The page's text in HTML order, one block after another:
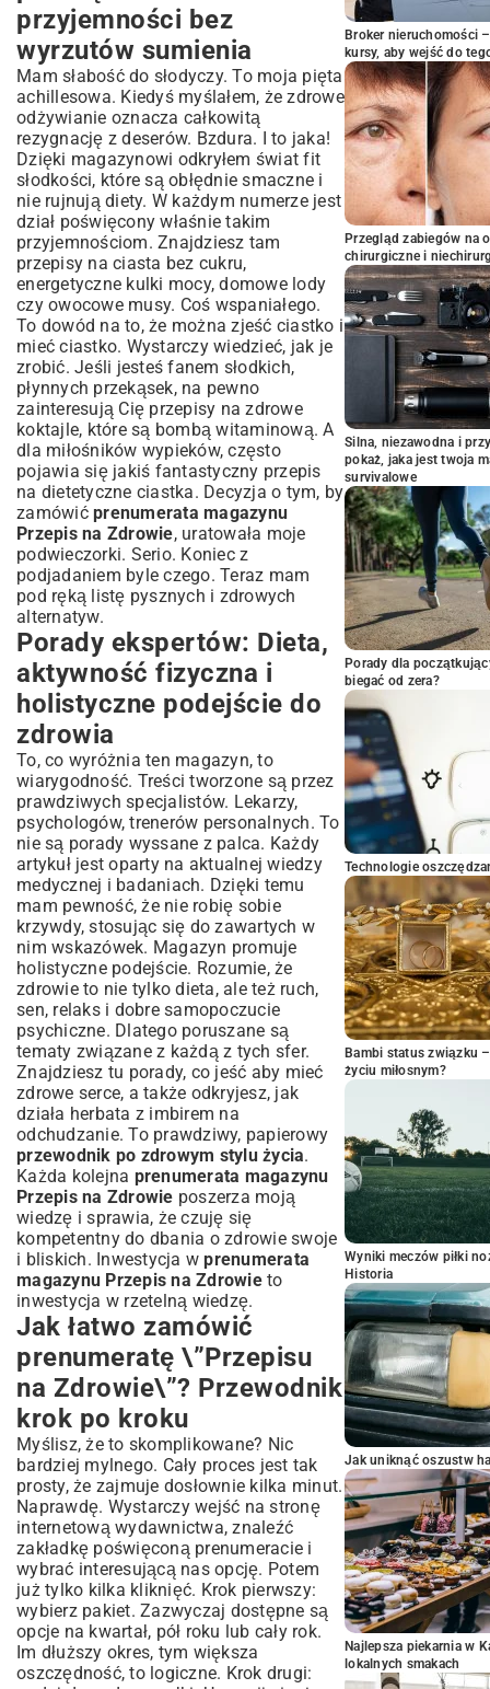
przyjemności bez
wyrzutów sumienia
Mam słabość do słodyczy. To moja pięta
achillesowa. Kiedyś myślałem, że zdrowe
odżywianie oznacza całkowitą
rezygnację z deserów. Bzdura. I to jaka!
Dzięki magazynowi odkryłem świat fit
słodkości, które są obłędnie smaczne i
nie rujnują diety. W każdym numerze jest
dział poświęcony właśnie takim
przyjemnościom. Znajdziesz tam
przepisy na ciasta bez cukru,
energetyczne kulki mocy, domowe lody
czy owocowe musy. Coś wspaniałego.
To dowód na to, że można zjeść ciastko i
mieć ciastko. Wystarczy wiedzieć, jak je
zrobić. Jeśli jesteś fanem słodkich,
płynnych przekąsek, na pewno
zainteresują Cię przepisy na zdrowe
koktajle, które są bombą witaminową. A
dla miłośników wypieków, często
pojawia się jakiś fantastyczny przepis
na dietetyczne ciastka. Decyzja o tym, by
zamówić prenumerata magazynu
Przepis na Zdrowie, uratowała moje
podwieczorki. Serio. Koniec z
podjadaniem byle czego. Teraz mam
pod ręką listę pysznych i zdrowych
alternatyw.
Porady ekspertów: Dieta,
aktywność fizyczna i
holistyczne podejście do
zdrowia
To, co wyróżnia ten magazyn, to
wiarygodność. Treści tworzone są przez
prawdziwych specjalistów. Lekarzy,
psychologów, trenerów personalnych. To
nie są porady wyssane z palca. Każdy
artykuł jest oparty na aktualnej wiedzy
medycznej i badaniach. Dzięki temu
mam pewność, że nie robię sobie
krzywdy, stosując się do zawartych w
nim wskazówek. Magazyn promuje
holistyczne podejście. Rozumie, że
zdrowie to nie tylko dieta, ale też ruch,
sen, relaks i dobre samopoczucie
psychiczne. Dlatego poruszane są
tematy związane z każdą z tych sfer.
Znajdziesz tu porady, co jeść aby mieć
zdrowe serce, a także odkryjesz, jak
działa herbata z imbirem na
odchudzanie. To prawdziwy, papierowy
przewodnik po zdrowym stylu życia.
Każda kolejna prenumerata magazynu
Przepis na Zdrowie poszerza moją
wiedzę i sprawia, że czuję się
kompetentny do dbania o zdrowie swoje
i bliskich. Inwestycja wprenumerata
magazynu Przepis na Zdrowieto
inwestycja w rzetelną wiedzę.
Jak łatwo zamówić
prenumeratę \”Przepisu
na Zdrowie\”? Przewodnik
krok po kroku
Myślisz, że to skomplikowane? Nic
bardziej mylnego. Cały proces jest tak
prosty, że zajmuje dosłownie kilka minut.
Naprawdę. Wystarczy wejść na stronę
internetową wydawnictwa, znaleźć
zakładkę poświęconą prenumeracie i
wybrać interesującą nas opcję. Potem
już tylko kilka kliknięć. Krok pierwszy:
wybierz pakiet. Zazwyczaj dostępne są
opcje na kwartał, pół roku lub cały rok.
Im dłuższy okres, tym większa
oszczędność, to logiczne. Krok drugi:
Broker nieruchomości
kursy, aby wejść do
Przegląd zabiegów na
chirurgiczne i
Silna, niezawodna i
pokaż, jaka jest twoja
survivalowe
Porady dla
biegać od zera?
Technologie
Bambi status związku
życiu miłosnym?
Wyniki meczów piłki
Historia
Jak uniknąć oszustw
Najlepsza piekarnia w
lokalnych smakach